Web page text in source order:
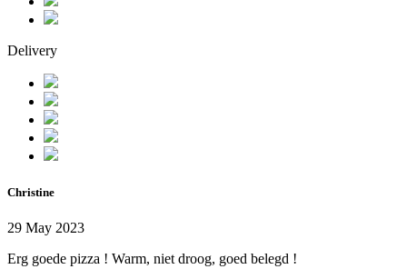
Delivery
Christine
29 May 2023
Erg goede pizza ! Warm, niet droog, goed belegd !